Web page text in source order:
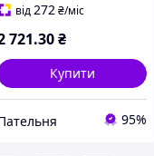
від272₴/міс
721.30₴
Купити
95%